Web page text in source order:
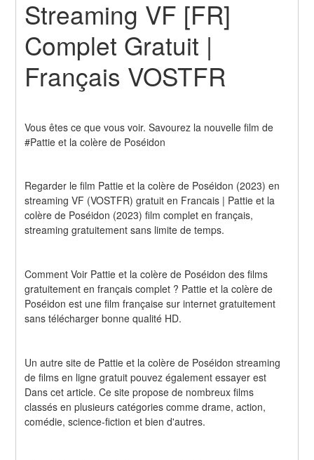
Streaming VF [FR]
Complet Gratuit |
Français VOSTFR
Vous êtes ce que vous voir. Savourez la nouvelle film de
#Pattie et la colère de Poséidon
Regarder le film Pattie et la colère de Poséidon (2023) en
streaming VF (VOSTFR) gratuit en Francais | Pattie et la
colère de Poséidon (2023) film complet en français,
streaming gratuitement sans limite de temps.
Comment Voir Pattie et la colère de Poséidon des films
gratuitement en français complet ? Pattie et la colère de
Poséidon est une film française sur internet gratuitement
sans télécharger bonne qualité HD.
Un autre site de Pattie et la colère de Poséidon streaming
de films en ligne gratuit pouvez également essayer est
Dans cet article. Ce site propose de nombreux films
classés en plusieurs catégories comme drame, action,
comédie, science-fiction et bien d'autres.